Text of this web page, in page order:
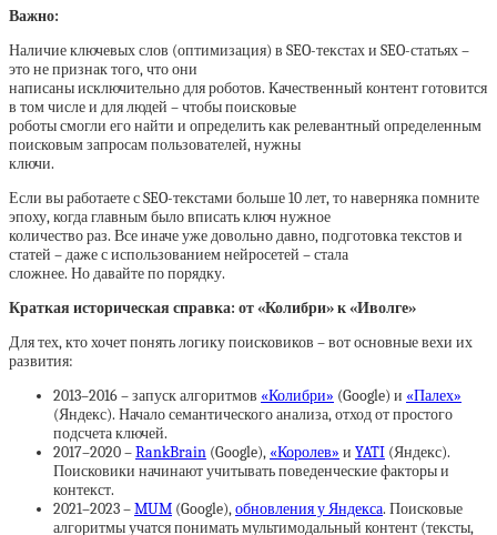
Важно:
Наличие ключевых слов (оптимизация) в SEO-текстах и SEO-статьях –
это не признак того, что они
написаны исключительно для роботов. Качественный контент готовится
в том числе и для людей – чтобы поисковые
роботы смогли его найти и определить как релевантный определенным
поисковым запросам пользователей, нужны
ключи.
Если вы работаете с SEO-текстами больше 10 лет, то наверняка помните
эпоху, когда главным было вписать ключ нужное
количество раз. Все иначе уже довольно давно, подготовка текстов и
статей – даже с использованием нейросетей – стала
сложнее. Но давайте по порядку.
Краткая историческая справка: от «Колибри» к «Иволге»
Для тех, кто хочет понять логику поисковиков – вот основные вехи их
развития:
2013–2016 – запуск алгоритмов «Колибри» (Google) и «Палех»
(Яндекс). Начало семантического анализа, отход от простого
подсчета ключей.
2017–2020 –RankBrain (Google), «Королев» и YATI (Яндекс).
Поисковики начинают учитывать поведенческие факторы и
контекст.
2021–2023 –MUM (Google),обновления у Яндекса. Поисковые
алгоритмы учатся понимать мультимодальный контент (тексты,